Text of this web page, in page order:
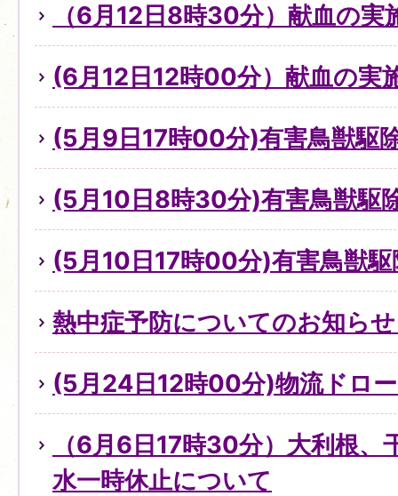
（6月12日8時30分）献血の実
(6月12日12時00分）献血の実
(5月9日17時00分)有害鳥獣駆
(5月10日8時30分)有害鳥獣駆
(5月10日17時00分)有害鳥獣
熱中症予防についてのお知ら
(5月24日12時00分)物流ドロ
（6月6日17時30分）大利根、
水一時休止について